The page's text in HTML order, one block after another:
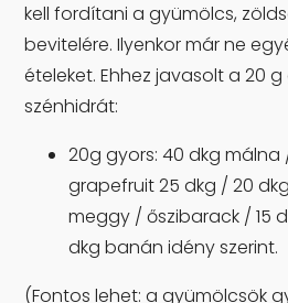
kell fordítani a gyümölcs,
bevitelére. Ilyenkor már ne
ételeket. Ehhez javasolt a 20
szénhidrát:
20g gyors: 40 dkg
grapefruit 25 dkg / 20
meggy / őszibarack / 15
dkg banán idény szerint.
(Fontos lehet: a gyümölcsök